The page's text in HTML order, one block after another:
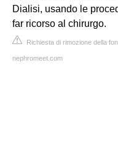
Dialisi, usando le
far ricorso al chirurgo.
Richiesta di rimozione della
nephromeet.com